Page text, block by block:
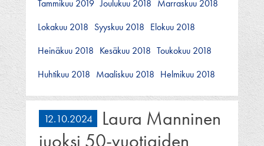
Tammikuu 2019 Joulukuu 2018 Marraskuu 2018
Lokakuu 2018 Syyskuu 2018 Elokuu 2018
Heinäkuu 2018 Kesäkuu 2018 Toukokuu 2018
Huhtikuu 2018 Maaliskuu 2018 Helmikuu 2018
12.10.2024
Laura Manninen
juoksi 50-vuotiaiden